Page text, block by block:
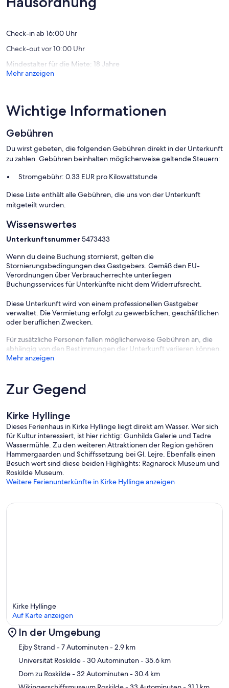
- Klimaanlage
- Keine Handtücher mietbar
- Kinderbett: 1
- Kinderstuhl: 1
und
(12
Check-in ab 16:00 Uhr
Check-out vor 10:00 Uhr
Mindestalter für die Miete: 18 Jahre
Mehr anzeigen
Wichtige Informationen
Gebühren
Du wirst gebeten, die folgenden Gebühren direkt in der Unterkunft
zu zahlen. Gebühren beinhalten möglicherweise geltende Steuern:
Stromgebühr: 0.33 EUR pro Kilowattstunde
Diese Liste enthält alle Gebühren, die uns von der Unterkunft
mitgeteilt wurden.
Wissenswertes
Unterkunftsnummer5473433
Wenn du deine Buchung stornierst, gelten die
Stornierungsbedingungen des Gastgebers. Gemäß den EU-
Verordnungen über Verbraucherrechte unterliegen
Buchungsservices für Unterkünfte nicht dem Widerrufsrecht.
Diese Unterkunft wird von einem professionellen Gastgeber
verwaltet. Die Vermietung erfolgt zu gewerblichen, geschäftlichen
oder beruflichen Zwecken.
Für zusätzliche Personen fallen möglicherweise Gebühren an, die
abhängig von den Bestimmungen der Unterkunft variieren können.
Mehr anzeigen
Zur Gegend
Kirke Hyllinge
Dieses Ferienhaus in Kirke Hyllinge liegt direkt am Wasser. Wer sich
für Kultur interessiert, ist hier richtig: Gunhilds Galerie und Tadre
Wassermühle. Zu den weiteren Attraktionen der Region gehören
Hammergaarden und Schiffssetzung bei Gl. Lejre. Ebenfalls einen
Besuch wert sind diese beiden Highlights: Ragnarock Museum und
Roskilde Museum.
Weitere Ferienunterkünfte in Kirke Hyllinge anzeigen
Karte
Kirke Hyllinge
Auf Karte anzeigen
In der Umgebung
Ejby Strand - 7 Autominuten- 2.9 km
Universität Roskilde- 30 Autominuten- 35.6 km
Dom zu Roskilde- 32 Autominuten- 30.4 km